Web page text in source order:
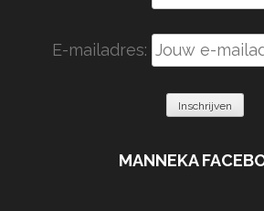
E-mailadres:
MANNEKA